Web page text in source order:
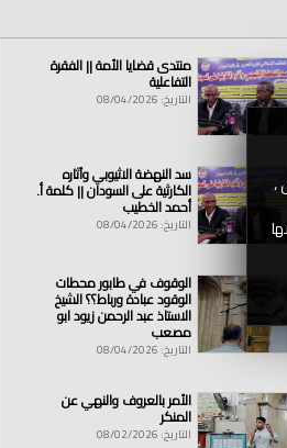
،
منتدى قضايا الأمة || الفقرة
التفاعلية
التاريخ: 08/04/2026
سد النهضة الاثيوبي وآثاره
الكارثية على السودان || كلمة أ.
أحمد الخطيب
التاريخ: 08/04/2026
الوقوف في طابور محطات
الوقود عبادة ورباط؟؟ الشيخ
الاستاذ عبد الرحمن زيود ابو
مصعب
التاريخ: 08/04/2026
الأمر بالعروف والنهي عن
المنكر
التاريخ: 08/02/2026